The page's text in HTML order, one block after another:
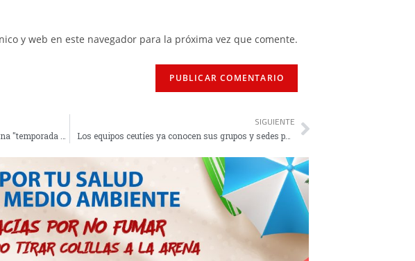
y web en este navegador para la próxima vez que comente.
SIGUIENTE
Los equipos ceutíes ya conocen sus grupos y sedes para el Nacional